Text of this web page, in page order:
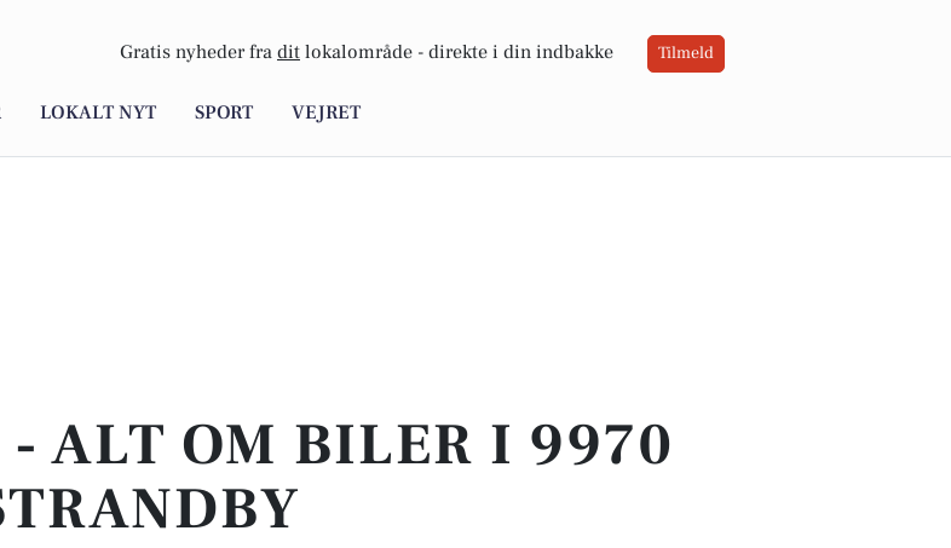
Gratis nyheder fra dit lokalområde - direkte i din indbakke Tilmeld
LOKALT NYT SPORT VEJRET
- ALT OM BILER I 9970